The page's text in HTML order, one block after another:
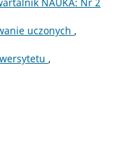
uczonych ,
,